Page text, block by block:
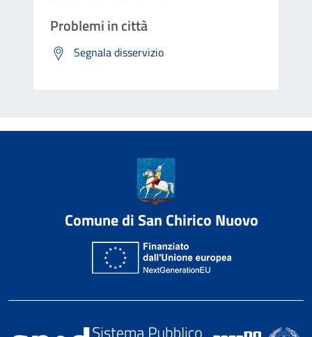
Problemi in città
Segnala disservizio
Comune di San Chirico Nuovo